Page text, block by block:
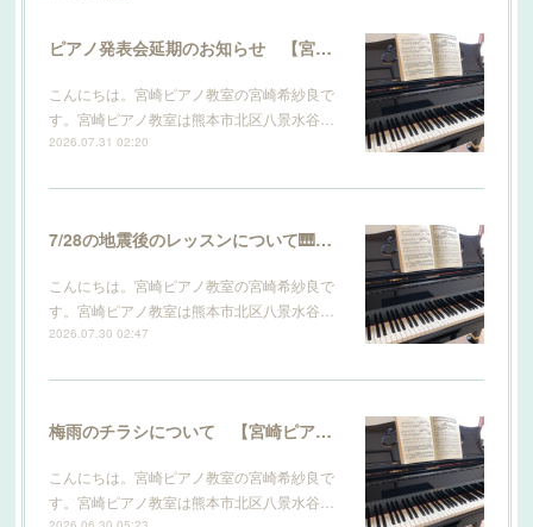
ピアノ発表会延期のお知らせ 【宮崎ピアノ教室】
こんにちは。宮崎ピアノ教室の宮崎希紗良で
す。宮崎ピアノ教室は熊本市北区八景水谷…
2026.07.31 02:20
7/28の地震後のレッスンについて🎹 【宮崎ピアノ教室】
こんにちは。宮崎ピアノ教室の宮崎希紗良で
す。宮崎ピアノ教室は熊本市北区八景水谷…
2026.07.30 02:47
梅雨のチラシについて 【宮崎ピアノ教室】
こんにちは。宮崎ピアノ教室の宮崎希紗良で
す。宮崎ピアノ教室は熊本市北区八景水谷…